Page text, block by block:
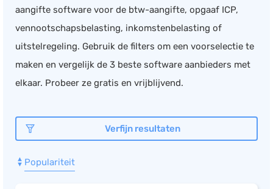
Offerte
Documentmanagement
Workflowmanagement
Planning
Werkbonnen
aangifte software voor de btw-aangifte, opgaaf ICP,
vennootschapsbelasting, inkomstenbelasting of
uitstelregeling. Gebruik de filters om een voorselectie te
maken en vergelijk de 3 beste software aanbieders met
elkaar. Probeer ze gratis en vrijblijvend.
Verfijn resultaten
Populariteit